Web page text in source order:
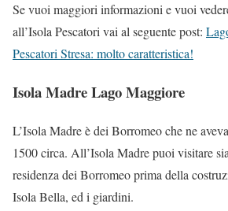
Se vuoi maggiori informazioni e vuoi
all’Isola Pescatori vai al seguente post:
Pescatori Stresa: molto caratteristica!
Isola Madre Lago Maggiore
L’Isola Madre è dei Borromeo che ne
1500 circa. All’Isola Madre puoi visitare
residenza dei Borromeo prima della
Isola Bella, ed i giardini.